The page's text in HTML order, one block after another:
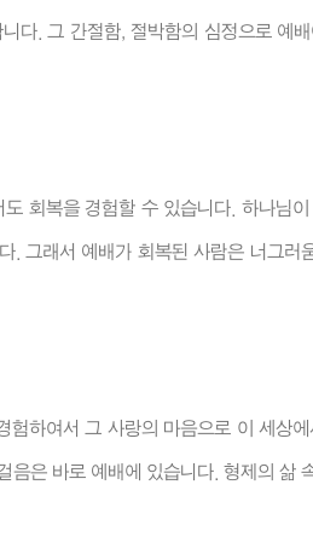
다. 그 간절함, 절박함의 심정으로 예
회복을 경험할 수 있습니다. 하나님
그래서 예배가 회복된 사람은 너그러
하여서 그 사랑의 마음으로 이 세상
은 바로 예배에 있습니다. 형제의 삶